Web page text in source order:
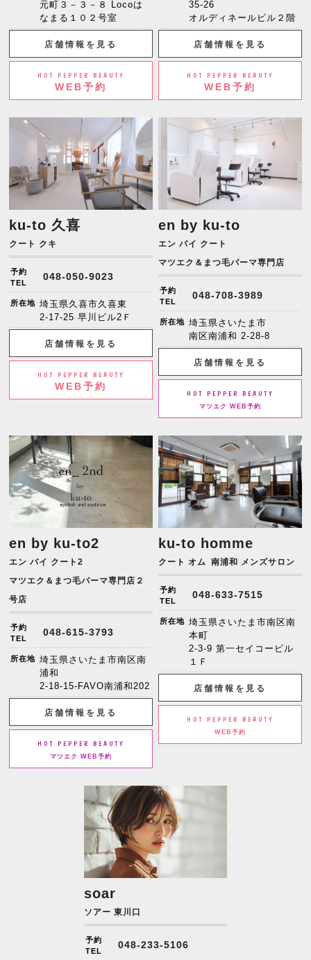
元町３－３－８ Locoは
なまる１０２号室
店舗情報を見る
HOT PEPPER BEAUTY
WEB予約
35-26
オルディネールビル２階
店舗情報を見る
HOT PEPPER BEAUTY
WEB予約
ku-to 久喜
クート クキ
予約
TEL
048-050-9023
所在地 埼玉県久喜市久喜東
2-17-25 早川ビル2Ｆ
店舗情報を見る
HOT PEPPER BEAUTY
WEB予約
en by ku-to
エン バイ クート
マツエク＆まつ毛パーマ専門店
予約
TEL
048-708-3989
所在地 埼玉県さいたま市
南区南浦和 2-28-8
店舗情報を見る
HOT PEPPER BEAUTY
マツエク WEB予約
en by ku-to2
エン バイ クート2
マツエク＆まつ毛パーマ専門店２
号店
予約
TEL
048-615-3793
所在地 埼玉県さいたま市南区南
浦和
2-18-15-FAVO南浦和202
店舗情報を見る
HOT PEPPER BEAUTY
マツエク WEB予約
ku-to homme
クート オム 南浦和 メンズサロン
予約
TEL
048-633-7515
所在地 埼玉県さいたま市南区南
本町
2-3-9 第一セイコービル
１Ｆ
店舗情報を見る
HOT PEPPER BEAUTY
WEB予約
soar
ソアー 東川口
予約
TEL
048-233-5106